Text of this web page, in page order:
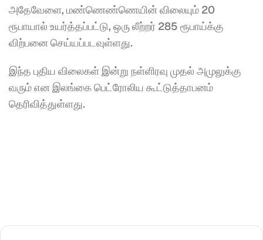
அதேவேளை, மண்ணெண்ணெயின் விலையும் 20
ரூபாயால் உயர்த்தப்பட்டு, ஒரு லீற்றர் 285 ரூபாய்க்கு
விற்பனை செய்யப்படவுள்ளது.
இந்த புதிய விலைகள் இன்று நள்ளிரவு முதல் அமுலுக்கு
வரும் என இலங்கை பெட்ரோலிய கூட்டுத்தாபனம்
தெரிவித்துள்ளது.